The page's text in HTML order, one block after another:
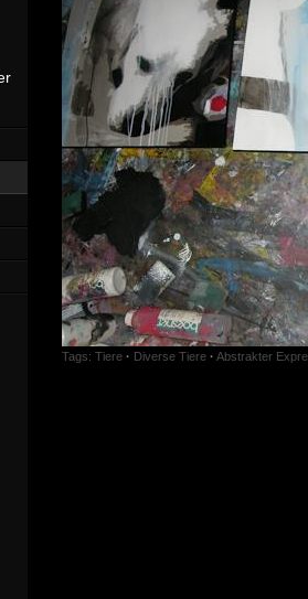
Tags: Tiere · Diverse Tiere · Abstrakter